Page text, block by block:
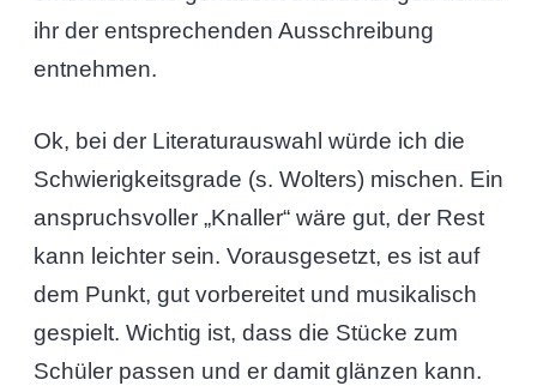
ihr der entsprechenden Ausschreibung
entnehmen.
Ok, bei der Literaturauswahl würde ich die
Schwierigkeitsgrade (s. Wolters) mischen. Ein
anspruchsvoller „Knaller“ wäre gut, der Rest
kann leichter sein. Vorausgesetzt, es ist auf
dem Punkt, gut vorbereitet und musikalisch
gespielt. Wichtig ist, dass die Stücke zum
Schüler passen und er damit glänzen kann.